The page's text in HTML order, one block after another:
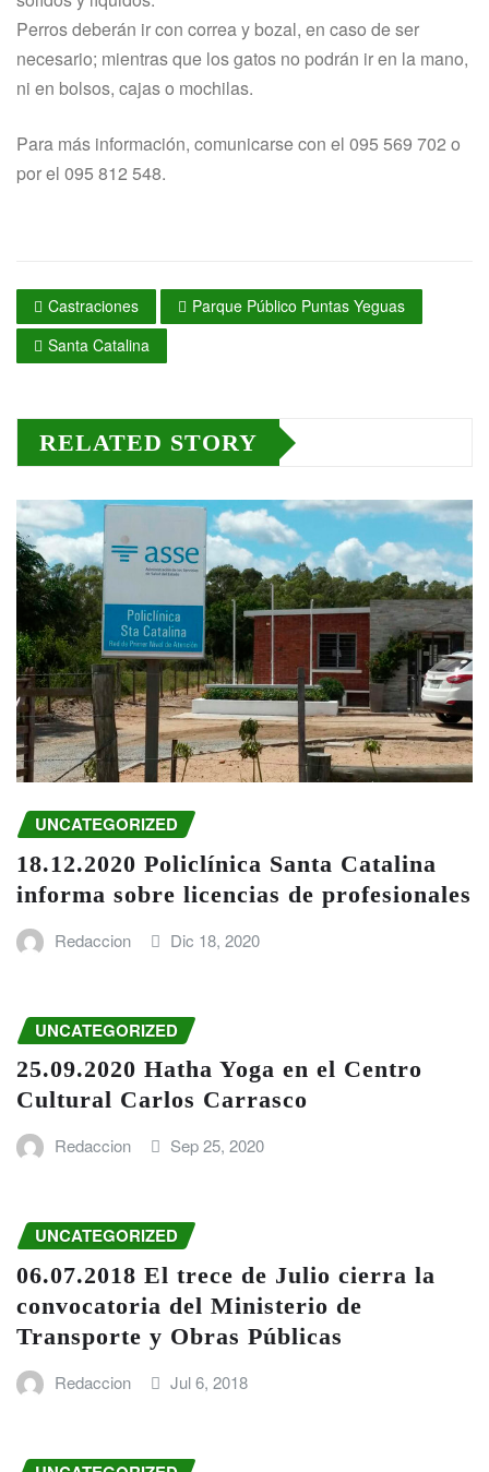
Perros deberán ir con correa y bozal, en caso de ser
necesario; mientras que los gatos no podrán ir en la mano,
ni en bolsos, cajas o mochilas.
Para más información, comunicarse con el 095 569 702 o
por el 095 812 548.
Castraciones
Parque Público Puntas Yeguas
Santa Catalina
RELATED STORY
UNCATEGORIZED
18.12.2020 Policlínica Santa Catalina
informa sobre licencias de profesionales
Redaccion Dic 18, 2020
UNCATEGORIZED
25.09.2020 Hatha Yoga en el Centro
Cultural Carlos Carrasco
Redaccion Sep 25, 2020
UNCATEGORIZED
06.07.2018 El trece de Julio cierra la
convocatoria del Ministerio de
Transporte y Obras Públicas
Redaccion Jul 6, 2018